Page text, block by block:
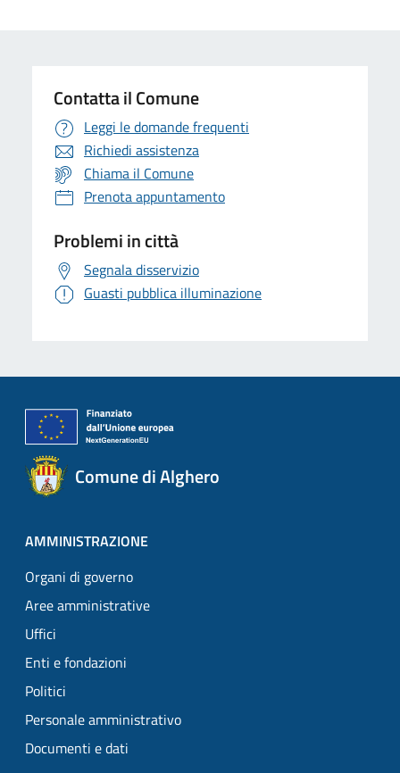
Contatta il Comune
Leggi le domande frequenti
Richiedi assistenza
Chiama il Comune
Prenota appuntamento
Problemi in città
Segnala disservizio
Guasti pubblica illuminazione
Comune di Alghero
AMMINISTRAZIONE
Organi di governo
Aree amministrative
Uffici
Enti e fondazioni
Politici
Personale amministrativo
Documenti e dati